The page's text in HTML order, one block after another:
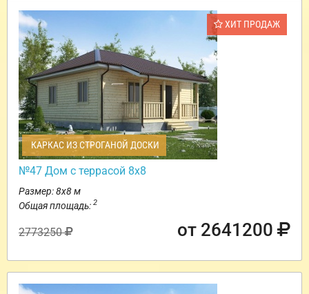
ХИТ ПРОДАЖ
КАРКАС ИЗ СТРОГАНОЙ ДОСКИ
№47 Дом с террасой 8х8
Размер: 8х8 м
Общая площадь: 2
2773250 от 2641200